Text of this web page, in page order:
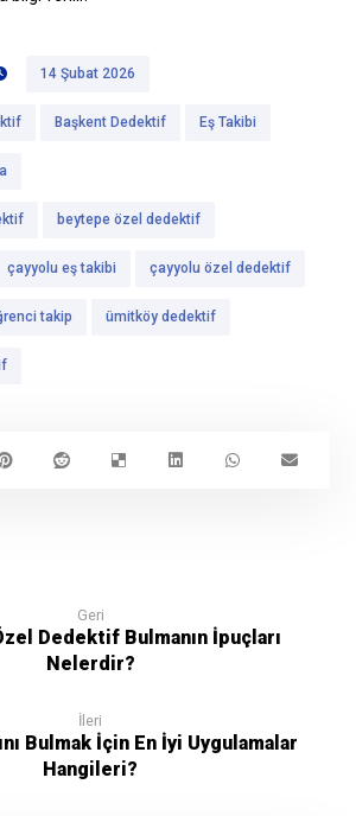
14 Şubat 2026
Başkent Dedektif Eş Takibi
beytepe özel dedektif
çayyolu eş takibi çayyolu özel dedektif
takip ümitköy dedektif
Geri
Dedektif Bulmanın İpuçları
Nelerdir?
İleri
Bulmak İçin En İyi Uygulamalar
Hangileri?